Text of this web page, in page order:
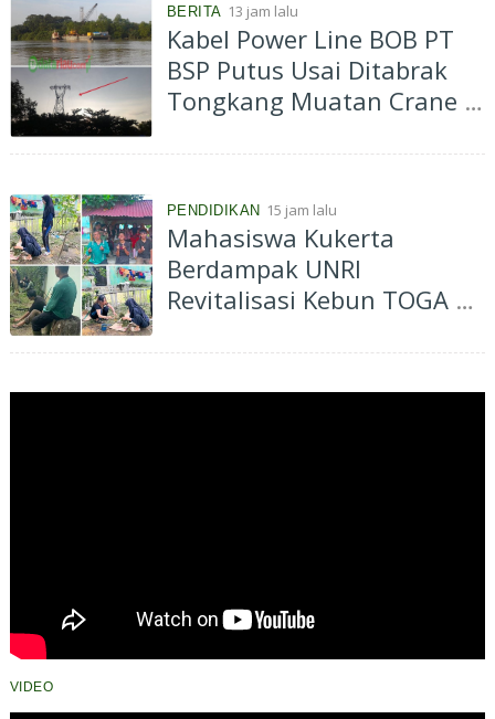
BERITA 13 jam lalu
Kabel Power Line BOB PT
BSP Putus Usai Ditabrak
Tongkang Muatan Crane di
Perawang
PENDIDIKAN 15 jam lalu
Mahasiswa Kukerta
Berdampak UNRI
Revitalisasi Kebun TOGA di
Dorong Pemanfaatan
Tanaman Obat Keluarga
VIDEO